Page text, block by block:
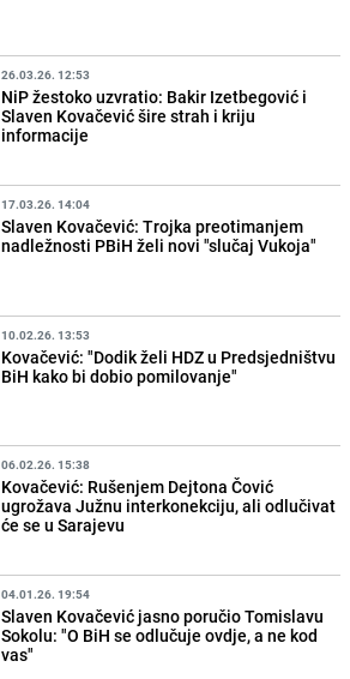
26.03.26. 12:53
NiP žestoko uzvratio: Bakir Izetbegović i
Slaven Kovačević šire strah i kriju
informacije
17.03.26. 14:04
Slaven Kovačević: Trojka preotimanjem
nadležnosti PBiH želi novi "slučaj Vukoja"
10.02.26. 13:53
Kovačević: "Dodik želi HDZ u Predsjedništvu
BiH kako bi dobio pomilovanje"
06.02.26. 15:38
Kovačević: Rušenjem Dejtona Čović
ugrožava Južnu interkonekciju, ali odlučivat
će se u Sarajevu
04.01.26. 19:54
Slaven Kovačević jasno poručio Tomislavu
Sokolu: "O BiH se odlučuje ovdje, a ne kod
vas"